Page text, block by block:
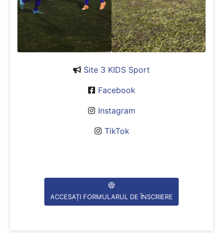
Site 3 KIDS Sport
Facebook
Instagram
TikTok
ACCESAȚI FORMULARUL DE ÎNSCRIERE